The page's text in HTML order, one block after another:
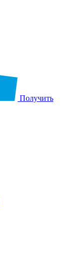
Получить